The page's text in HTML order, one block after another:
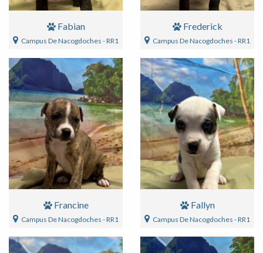
Fabian
Campus De Nacogdoches - RR1
Frederick
Campus De Nacogdoches - RR1
Francine
Campus De Nacogdoches - RR1
Fallyn
Campus De Nacogdoches - RR1